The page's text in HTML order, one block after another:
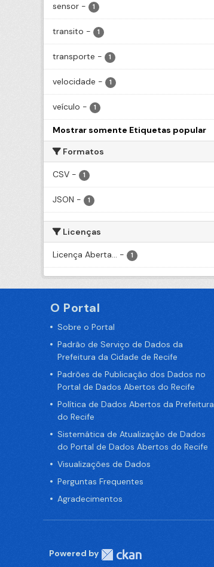
sensor - 1
transito - 1
transporte - 1
velocidade - 1
veículo - 1
Mostrar somente Etiquetas popular
Formatos
CSV - 1
JSON - 1
Licenças
Licença Aberta... - 1
O Portal
Sobre o Portal
Padrão de Serviço de Dados da
Prefeitura da Cidade de Recife
Padrões de Publicação dos Dados no
Portal de Dados Abertos do Recife
Política de Dados Abertos da Prefeitura
do Recife
Sistemática de Atualização de Dados
do Portal de Dados Abertos do Recife
Visualizações de Dados
Perguntas Frequentes
Agradecimentos
Powered by